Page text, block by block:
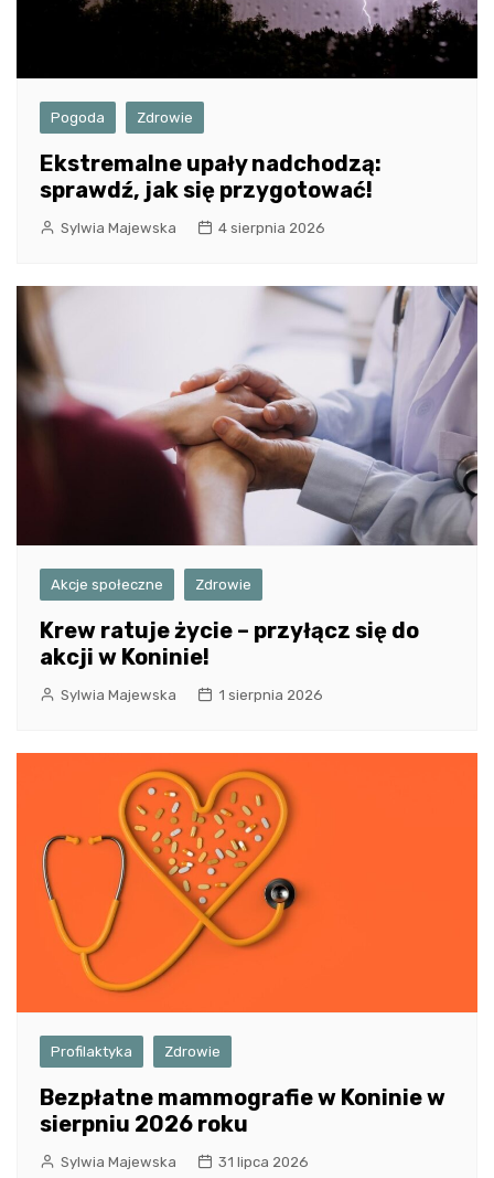
Pogoda Zdrowie
Ekstremalne upały nadchodzą:
sprawdź, jak się przygotować!
Sylwia Majewska 4 sierpnia 2026
Akcje społeczne Zdrowie
Krew ratuje życie – przyłącz się do
akcji w Koninie!
Sylwia Majewska 1 sierpnia 2026
Profilaktyka Zdrowie
Bezpłatne mammografie w Koninie w
sierpniu 2026 roku
Sylwia Majewska 31 lipca 2026